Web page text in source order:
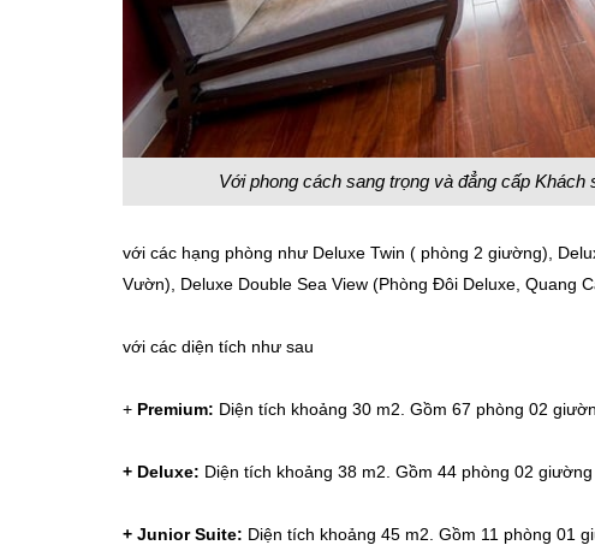
Với phong cách sang trọng và đẳng cấp
với các hạng phòng như Deluxe Twin ( phòng 2 giường),
Vườn), Deluxe Double Sea View (Phòng Đôi Deluxe, Quang
với các diện tích như sau
+ Premium: Diện tích khoảng 30 m2. Gồm 67 phòng 02
+ Deluxe: Diện tích khoảng 38 m2. Gồm 44 phòng 02
+ Junior Suite: Diện tích khoảng 45 m2. Gồm 11 phòng 01